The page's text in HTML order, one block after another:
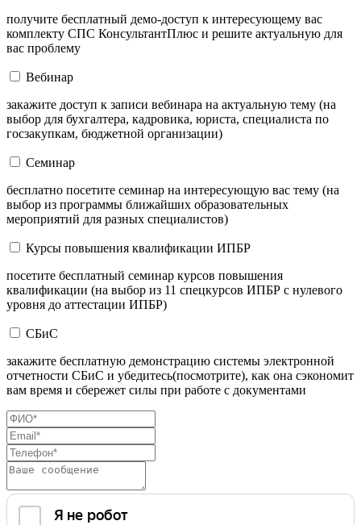
получите бесплатный демо-доступ к интересующему вас
комплекту СПС КонсультантПлюс и решите актуальную для
вас проблему
Вебинар
закажите доступ к записи вебинара на актуальную тему (на
выбор для бухгалтера, кадровика, юриста, специалиста по
госзакупкам, бюджетной организации)
Семинар
бесплатно посетите семинар на интересующую вас тему (на
выбор из программы ближайших образовательных
мероприятий для разных специалистов)
Курсы повышения квалификации ИПБР
посетите бесплатный семинар курсов повышения
квалификации (на выбор из 11 спецкурсов ИПБР с нулевого
уровня до аттестации ИПБР)
СБиС
закажите бесплатную демонстрацию системы электронной
отчетности СБиС и убедитесь(посмотрите), как она сэкономит
вам время и сбережет силы при работе с документами